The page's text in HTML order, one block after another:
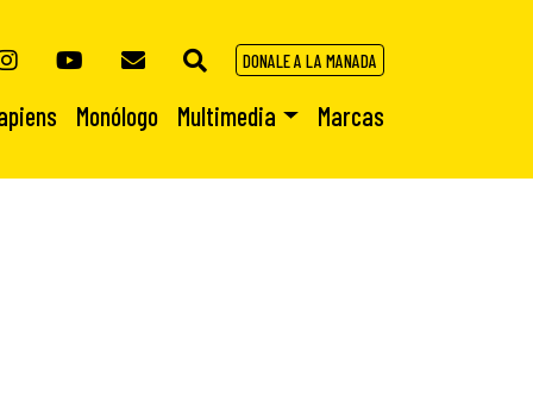
DONALE A LA MANADA
Monólogo Multimedia Marcas